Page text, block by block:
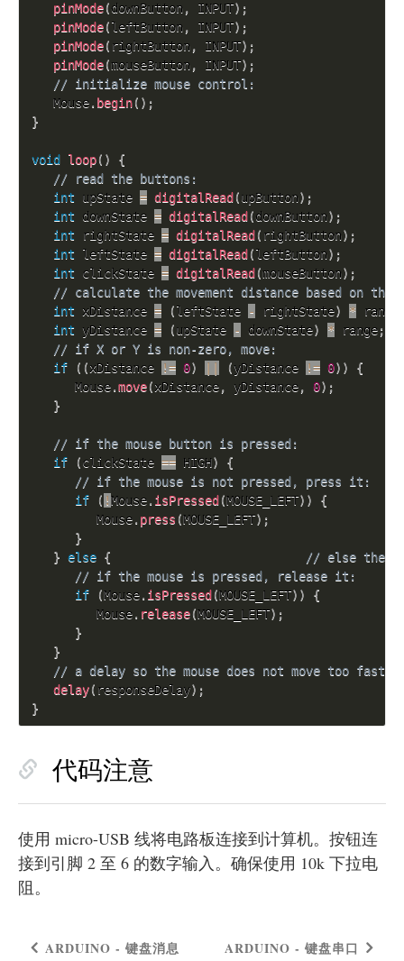
pinMode(downButton, INPUT) ;
pinMode(leftButton, INPUT) ;
pinMode( rightButton, INPUT) ;
pinMode(mouseButton, INPUT) ;
// initialize mouse control:
   Mouse
. begin( ) ;
}
void loop( )
{
// read the buttons:
int upState = digitalRead(upButton) ;
int downState = digitalRead(downButton) ;
int rightState = digitalRead( rightButton) ;
int leftState = digitalRead(leftButton) ;
int clickState = digitalRead(mouseButton) ;
// calculate the movement distance based on
int xDistance = (leftState - rightState) * range
int yDistance = (upState - downState) * range;
// if X or Y is non-zero, move:
if
( (xDistance != 0) || (yDistance != 0) )
{
      Mouse
.move(xDistance, yDistance, 0) ;
}
// if the mouse button is pressed:
if
(clickState == HIGH)
{
// if the mouse is not pressed, press it:
if
( !Mouse. isPressed(MOUSE_LEFT) )
{
         Mouse
. press (MOUSE_LEFT) ;
}
} else {
// else the
// if the mouse is pressed, release it:
if
(Mouse. isPressed(MOUSE_LEFT) )
{
         Mouse
. release(MOUSE_LEFT) ;
}
}
// a delay so the mouse does not move too fast:
delay( responseDelay) ;
}
代码注意
使用 micro-USB 线将电路板连接到计算机。按钮连
接到引脚 2 至 6 的数字输入。确保使用 10k 下拉电
阻。
ARDUINO - 键盘串口
ARDUINO - 键盘消息